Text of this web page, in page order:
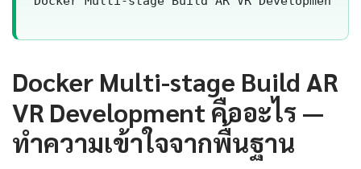
Docker Multi-stage Build AR
VR Development คืออะไร —
ทำความเข้าใจจากพื้นฐาน